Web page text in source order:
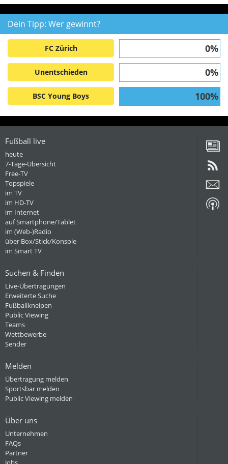
Dein Tipp: Wer gewinnt?
FC Zürich 0%
Unentschieden 0%
BSC Young Boys 100%
Fußball live
heute
7-Tage-Übersicht
Free-TV
Topspiele
im TV
im HD-TV
im Internet
auf Smartphone/Tablet
im (Web-)Radio
über Box/Stick/Konsole
im Smart TV
Suchen & Finden
Live-Übertragungen
Erweiterte Suche
Fußballkneipen
Public Viewing
Teams
Wettbewerbe
Sender
Melden
Übertragung melden
Sportsbar melden
Public Viewing melden
Über uns
Unternehmen
FAQs
Partner